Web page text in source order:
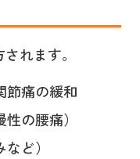
れます。
節痛の緩和
性の腰痛）
など）